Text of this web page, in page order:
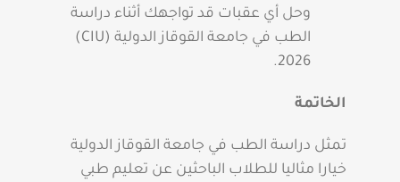
وحل أي عقبات قد تواجهك أثناء دراسة
الطب في جامعة القوقاز الدولية (CIU)
2026.
الخاتمة
تمثل دراسة الطب في جامعة القوقاز الدولية
خيارا مثاليا للطلاب الباحثين عن تعليم طبي